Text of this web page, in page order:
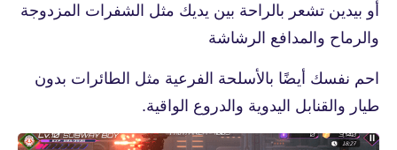
أو بيدين تشعر بالراحة بين يديك مثل الشفرات المزدوجة
والرماح والمدافع الرشاشة
احم نفسك أيضًا بالأسلحة الفرعية مثل الطائرات بدون
طيار والقنابل اليدوية والدروع الواقية.